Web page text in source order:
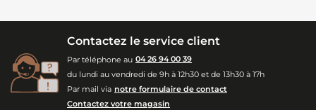
Contactez le service client
Par téléphone au 04 26 94 00 39
du lundi au vendredi de 9h à 12h30 et de 13h30 à 17h
Par mail via notre formulaire de contact
Contactez votre magasin